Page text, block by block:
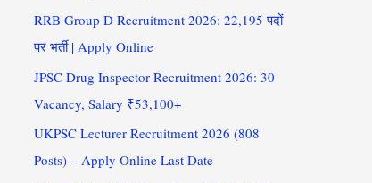
RRB Group D Recruitment 2026: 22,195 पदों
पर भर्ती | Apply Online
JPSC Drug Inspector Recruitment 2026: 30
Vacancy, Salary ₹53,100+
UKPSC Lecturer Recruitment 2026 (808
Posts) – Apply Online Last Date